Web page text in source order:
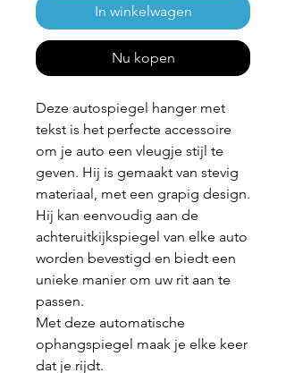
In winkelwagen
Nu kopen
Deze autospiegel hanger met
tekst is het perfecte accessoire
om je auto een vleugje stijl te
geven. Hij is gemaakt van stevig
materiaal, met een grapig design.
Hij kan eenvoudig aan de
achteruitkijkspiegel van elke auto
worden bevestigd en biedt een
unieke manier om uw rit aan te
passen.
Met deze automatische
ophangspiegel maak je elke keer
dat je rijdt.